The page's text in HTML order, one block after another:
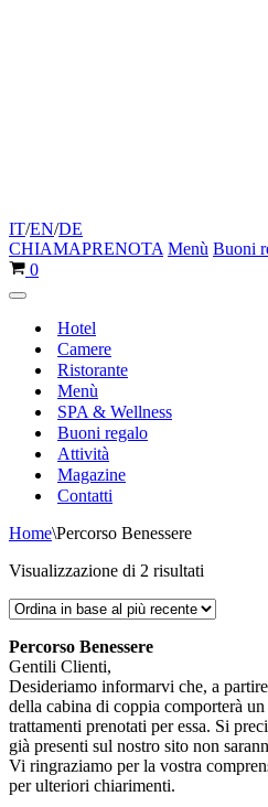
IT/EN/DE
CHIAMAPRENOTA Menù Buoni
Carrello
0
Menu
navigazione
Hotel
Camere
Ristorante
Menù
SPA & Wellness
Buoni regalo
Attività
Magazine
Contatti
Home\Percorso Benessere
Visualizzazione di 2 risultati
base
Percorso Benessere
Gentili Clienti,
Desideriamo informarvi che, a
della cabina di coppia comporterà
trattamenti prenotati per essa. Si
già presenti sul nostro sito non
Vi ringraziamo per la vostra
per ulteriori chiarimenti.